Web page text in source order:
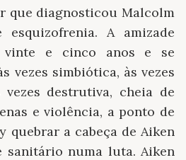
que diagnosticou Malcolm
A amizade
e cinco anos e se
vezes simbiótica, às vezes
destrutiva, cheia de
e violência, a ponto de
quebrar a cabeça de Aiken
sanitário numa luta. Aiken